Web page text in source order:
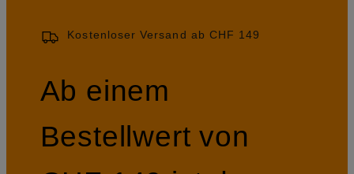
Kostenloser Versand ab CHF 149
Ab einem
Bestellwert von